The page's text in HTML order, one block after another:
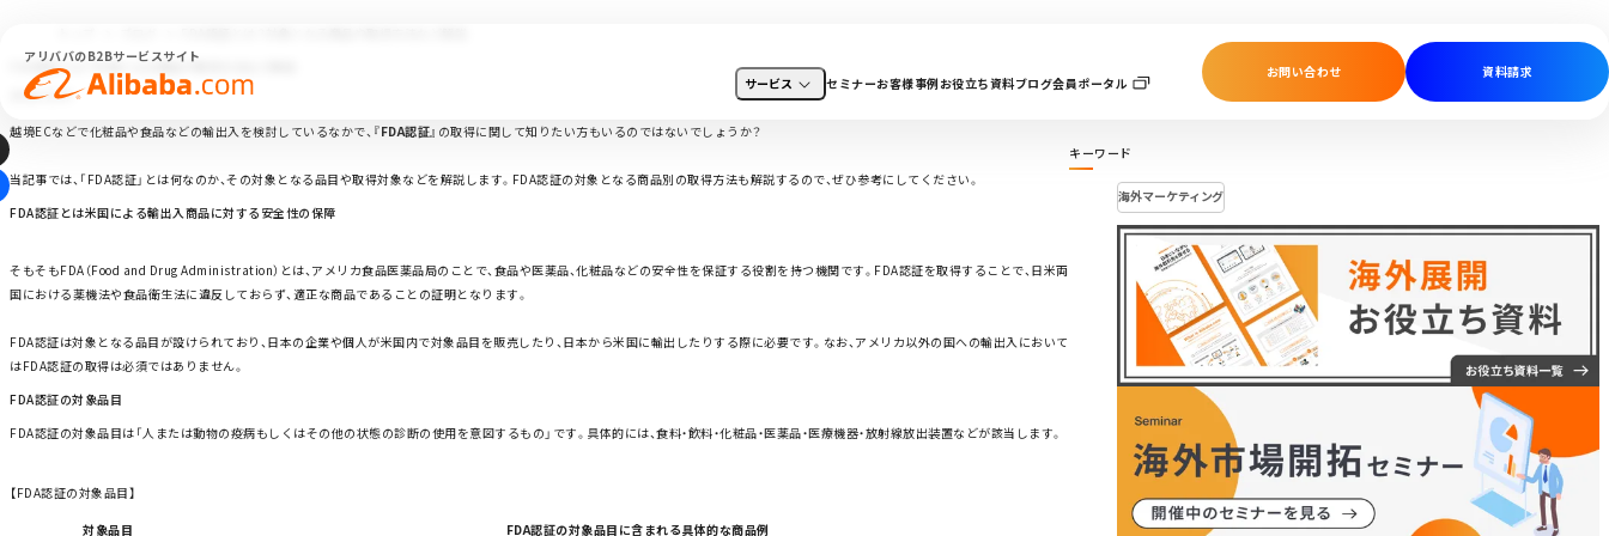
アリババのB2Bサービスサイト
サービス
セミナーお客様事例お役立ち資料ブログ会員ポータル
お問い合わせ 資料請求
FDA認証とは？対象となる商品や取得方法など解説
2026.12.01
越境ECなどで化粧品や食品などの輸出入を検討しているなかで、 『FDA認証』 の取得に関して知りたい方もいるのではないでしょうか？
当記事では、「FDA認証」とは何なのか、その対象となる品目や取得対象などを解説します。FDA認証の対象となる商品別の取得方法も解説するので、ぜひ参考にしてください。
FDA認証とは米国による輸出入商品に対する安全性の保障
そもそもFDA（Food and Drug Administration）とは、アメリカ食品医薬品局のことで、食品や医薬品、化粧品などの安全性を保証する役割を持つ機関です。FDA認証を取得することで、日米両
国における薬機法や食品衛生法に違反しておらず、適正な商品であることの証明となります。
FDA認証は対象となる品目が設けられており、日本の企業や個人が米国内で対象品目を販売したり、日本から米国に輸出したりする際に必要です。なお、アメリカ以外の国への輸出入において
はFDA認証の取得は必須ではありません。
FDA認証の対象品目
FDA認証の対象品目は「人または動物の疫病もしくはその他の状態の診断の使用を意図するもの」です。具体的には、食料・飲料・化粧品・医薬品・医療機器・放射線放出装置などが該当します。
【FDA認証の対象品目】
対象品目 FDA認証の対象品目に含まれる具体的な商品例
キーワード
海外マーケティング